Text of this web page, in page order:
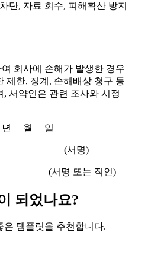
단, 자료 회수, 피해확산 방지
회사에 손해가 발생한 경우
제한, 징계, 손해배상 청구 등
서약인은 관련 조사와 시정
년 __월 __일
(서명)
(서명 또는 직인)
되었나요?
은 템플릿을 추천합니다.